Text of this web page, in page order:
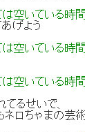
は空いている時
げよう
は空いている時
は空いている時
るせいで、
ロちゃまの芸